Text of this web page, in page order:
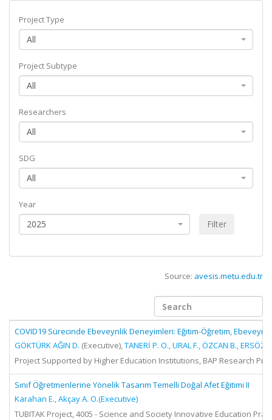
Project Type
All
Project Subtype
All
Researchers
All
SDG
All
Year
2025 Filter
Source: avesis.metu.edu.tr
COVID19 Sürecinde Ebeveynlik Deneyimleri: Eğitim-Öğretim,
GÖKTÜRK AĞIN D. (Executive),TANERİ P. O.,URAL F.,ÖZCAN B.,ERSÖZ
Project Supported by Higher Education Institutions, BAP Research
Sınıf Öğretmenlerine Yönelik Tasarım Temelli Doğal Afet Eğitimi II
Karahan E.,Akçay A. O.(Executive)
TUBITAK Project, 4005 - Science and Society Innovative Education